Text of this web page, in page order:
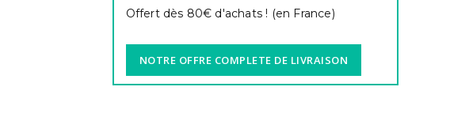
Offert dès 80€ d'achats ! (en France)
NOTRE OFFRE COMPLETE DE LIVRAISON